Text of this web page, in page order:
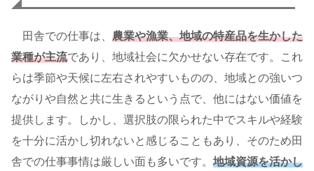
田舎での仕事は、 農業や漁業、地域の特産品を生かした
業種が主流であり、地域社会に欠かせない存在です。これ
らは季節や天候に左右されやすいものの、地域との強いつ
ながりや自然と共に生きるという点で、他にはない価値を
提供します。しかし、選択肢の限られた中でスキルや経験
を十分に活かし切れないと感じることもあり、そのため田
舎での仕事事情は厳しい面も多いです。 地域資源を活かし